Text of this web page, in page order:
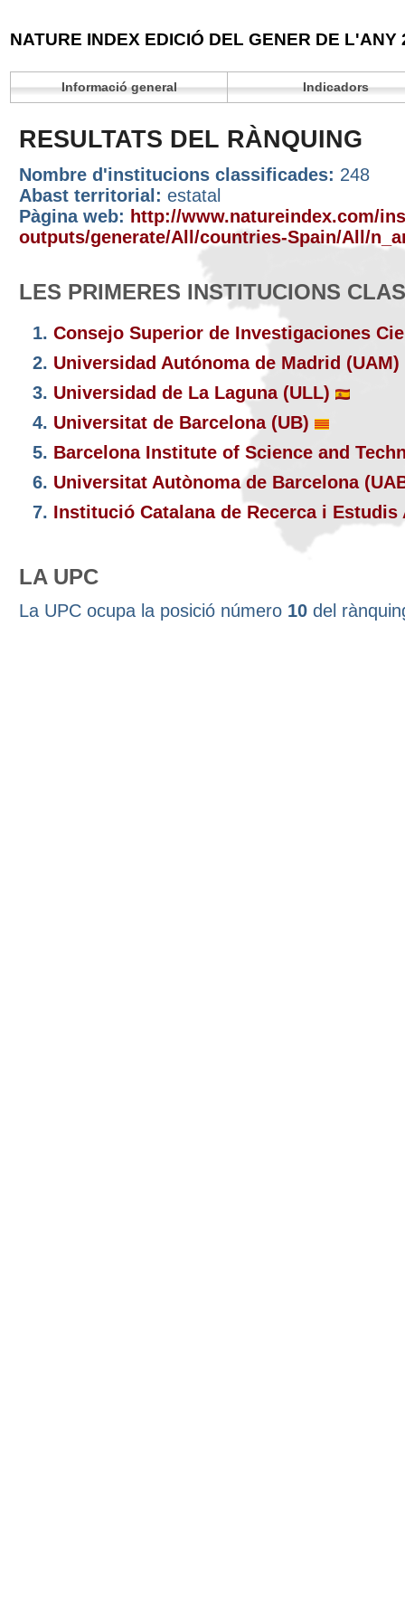
NATURE INDEX EDICIÓ DEL GENER DE L'ANY
Informació general Indicadors
RESULTATS DEL RÀNQUING
Nombre d'institucions classificades: 248
Abast territorial: estatal
Pàgina web: http://www.natureindex.com/
outputs/generate/All/countries-Spain/All/
LES PRIMERES INSTITUCIONS
1. Consejo Superior de Investigaciones
2. Universidad Autónoma de Madrid (UAM)
3. Universidad de La Laguna (ULL)
4. Universitat de Barcelona (UB)
5. Barcelona Institute of Science and
6. Universitat Autònoma de Barcelona
7. Institució Catalana de Recerca i Estudis
LA UPC
La UPC ocupa la posició número 10 del